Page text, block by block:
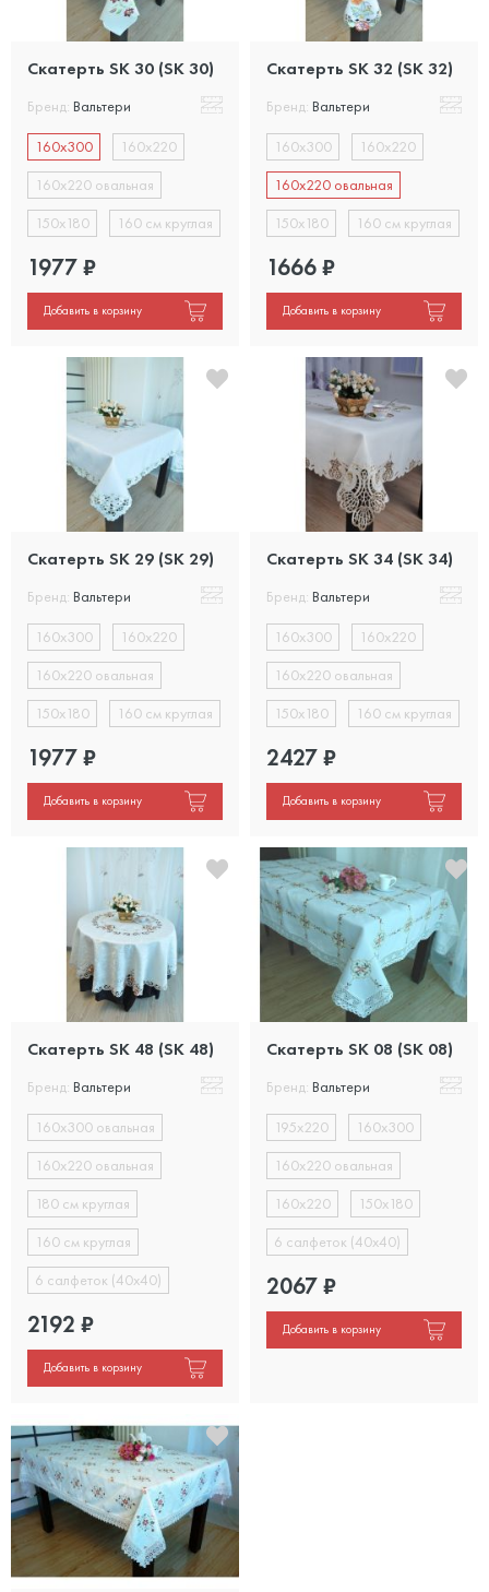
Скатерть SK 30 (SK 30)
Бренд: Вальтери
160х300
160х220
160х220 овальная
150х180
160 см круглая
1977₽
Добавить в корзину
Скатерть SK 32 (SK 32)
Бренд: Вальтери
160х300
160х220
160х220 овальная
150х180
160 см круглая
1666₽
Добавить в корзину
Скатерть SK 29 (SK 29)
Бренд: Вальтери
160х300
160х220
160х220 овальная
150х180
160 см круглая
1977₽
Добавить в корзину
Скатерть SK 34 (SK 34)
Бренд: Вальтери
160х300
160х220
160х220 овальная
150х180
160 см круглая
2427₽
Добавить в корзину
Скатерть SK 48 (SK 48)
Бренд: Вальтери
160х300 овальная
160х220 овальная
180 см круглая
160 см круглая
6 салфеток (40х40)
2192 ₽
Добавить в корзину
Скатерть SK 08 (SK 08)
Бренд: Вальтери
195х220
160х300
160х220 овальная
160х220
150х180
6 салфеток (40х40)
2067₽
Добавить в корзину